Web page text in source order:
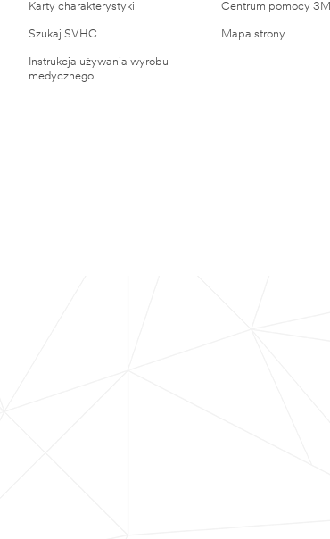
Karty charakterystyki
Szukaj SVHC
Instrukcja używania wyrobu
medycznego
Centrum pomocy 3M
Mapa strony